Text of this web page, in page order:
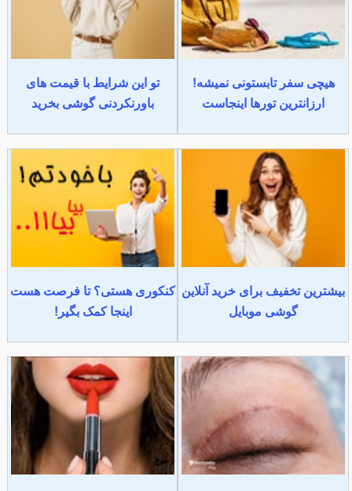
هیچی سفر تابستونی نمیشه!
ارزانترین تورها اینجاست
تو این شرایط با قیمت های
باورنکردنی گوشی بخرید
بیشترین تخفیف برای خرید آنلاین
گوشی موبایل
کنکوری هستی؟ تا فرصت هست
اینجا کمک بگیر!